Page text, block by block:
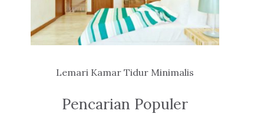
Lemari Kamar Tidur Minimalis
Pencarian Populer